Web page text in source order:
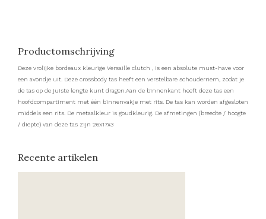
Productomschrijving
Deze vrolijke bordeaux kleurige Versaille clutch , is een absolute must-have voor
een avondje uit. Deze crossbody tas heeft een verstelbare schouderriem, zodat je
de tas op de juiste lengte kunt dragen.Aan de binnenkant heeft deze tas een
hoofdcompartiment met één binnenvakje met rits. De tas kan worden afgesloten
middels een rits. De metaalkleur is goudkleurig. De afmetingen (breedte / hoogte
/ diepte) van deze tas zijn 26x17x3
Recente artikelen